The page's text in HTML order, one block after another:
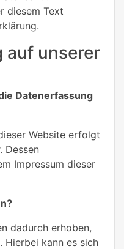
diesem Text
auf unserer
Datenerfassung
Website erfolgt
Dessen
Impressum dieser
dadurch erhoben,
Hierbei kann es sich